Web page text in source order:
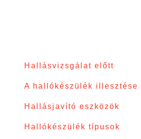
Hallásvizsgálat előtt
A hallókészülék illesztése
Hallásjavító eszközök
Hallókészülék típusok